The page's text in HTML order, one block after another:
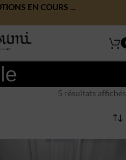
EN COURS ...
5 résultats affichés